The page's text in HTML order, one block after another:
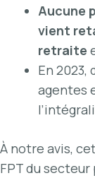
Aucune
vient
retraite
En 2023,
agentes
À notre avis,
FPT du